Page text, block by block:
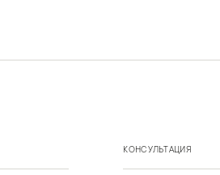
КОНСУЛЬТАЦИЯ